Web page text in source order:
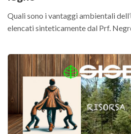
Avvisi
Call for Papers
Call for Proposals
Comunicati
Congressi
Convegni
Quali sono i vantaggi ambientali
elencati sinteticamente dal Prf.